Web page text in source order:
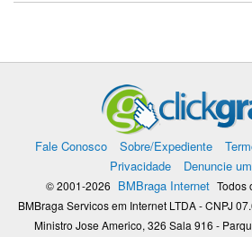
Fale Conosco Sobre/Expediente
Privacidade
Denuncie
© 2001-2026 BMBraga Internet Todos
BMBraga Servicos em Internet LTDA - CNPJ
Ministro Jose Americo, 326 Sala 916 -